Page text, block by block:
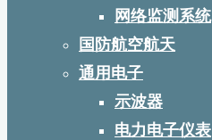
网络监测系统
国防航空航天
通用电子
示波器
电力电子仪表